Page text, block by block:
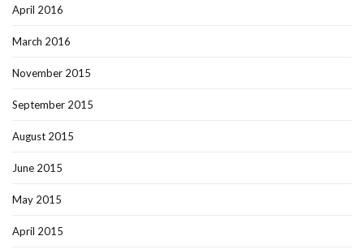
April 2016
March 2016
November 2015
September 2015
August 2015
June 2015
May 2015
April 2015